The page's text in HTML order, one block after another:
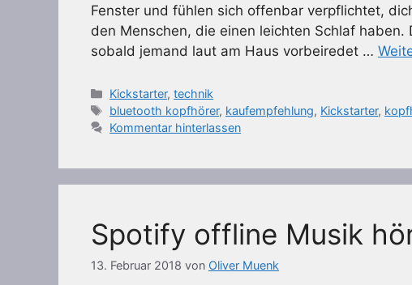
Fenster und fühlen sich offenbar verpflichtet,
den Menschen, die einen leichten Schlaf
sobald jemand laut am Haus vorbeiredet …
Kategorien
Kickstarter,technik
Schlagwörter
bluetooth kopfhörer, kaufempfehlung, Kickstarter,
Kommentar hinterlassen
Spotify offline Musik
13. Februar 2018 von Oliver Muenk